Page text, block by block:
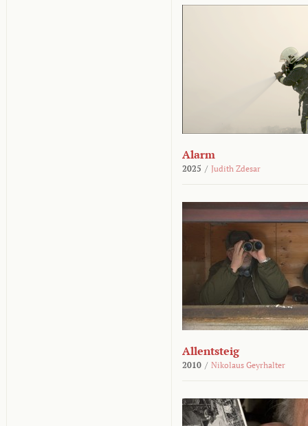
Alarm
2025 / Judith Zdesar
Allentsteig
2010 / Nikolaus Geyrhalter